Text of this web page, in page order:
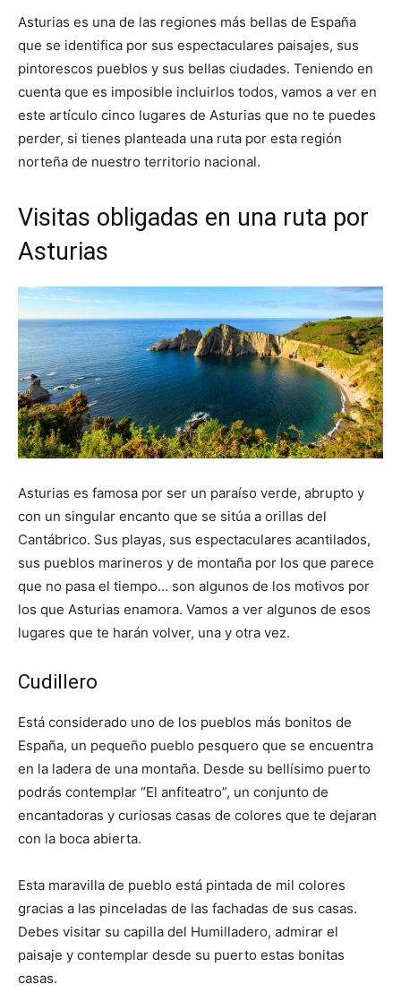
Asturias es una de las regiones más bellas de España
que se identifica por sus espectaculares paisajes, sus
pintorescos pueblos y sus bellas ciudades. Teniendo en
cuenta que es imposible incluirlos todos, vamos a ver en
este artículo cinco lugares de Asturias que no te puedes
perder, si tienes planteada una ruta por esta región
norteña de nuestro territorio nacional.
Visitas obligadas en una ruta por
Asturias
Asturias es famosa por ser un paraíso verde, abrupto y
con un singular encanto que se sitúa a orillas del
Cantábrico. Sus playas, sus espectaculares acantilados,
sus pueblos marineros y de montaña por los que parece
que no pasa el tiempo… son algunos de los motivos por
los que Asturias enamora. Vamos a ver algunos de esos
lugares que te harán volver, una y otra vez.
Cudillero
Está considerado uno de los pueblos más bonitos de
España, un pequeño pueblo pesquero que se encuentra
en la ladera de una montaña. Desde su bellísimo puerto
podrás contemplar “El anfiteatro”, un conjunto de
encantadoras y curiosas casas de colores que te dejaran
con la boca abierta.
Esta maravilla de pueblo está pintada de mil colores
gracias a las pinceladas de las fachadas de sus casas.
Debes visitar su capilla del Humilladero, admirar el
paisaje y contemplar desde su puerto estas bonitas
casas.